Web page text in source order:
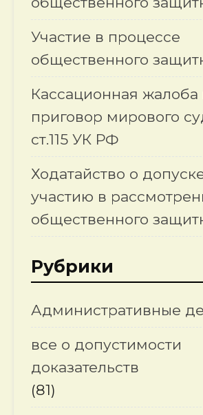
Участие в процессе
общественного
Кассационная жалоба
приговор мирового
ст.115 УК РФ
Ходатайство о
участию в
общественного
Рубрики
Административные
все о допустимости
доказательств
(81)